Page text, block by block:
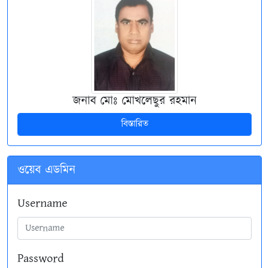
জনাব মোঃ মোখলেছুর রহমান
বিস্তারিত
ওয়েব এডমিন
Username
Password